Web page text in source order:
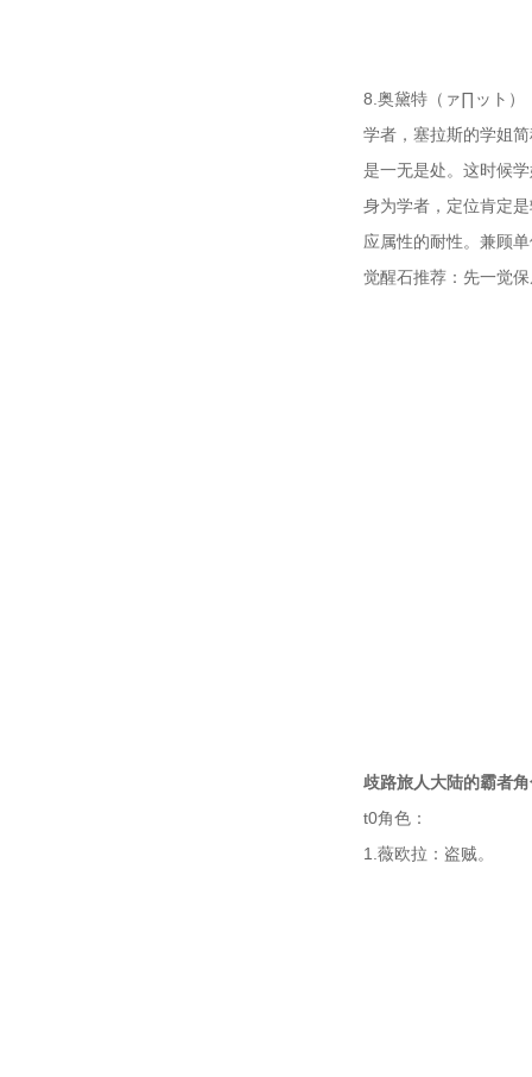
8.奥黛特（ァ∏ット）
学者，塞拉斯的学姐
是一无是处。这时候
身为学者，定位肯定
应属性的耐性。兼顾
觉醒石推荐：先一觉
歧路旅人大陆的霸者
t0角色：
1.薇欧拉：盗贼。